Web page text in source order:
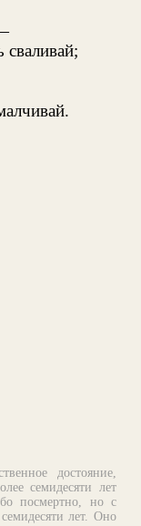
сваливай;
достояние,
семидесяти лет
посмертно, но с
лет. Оно